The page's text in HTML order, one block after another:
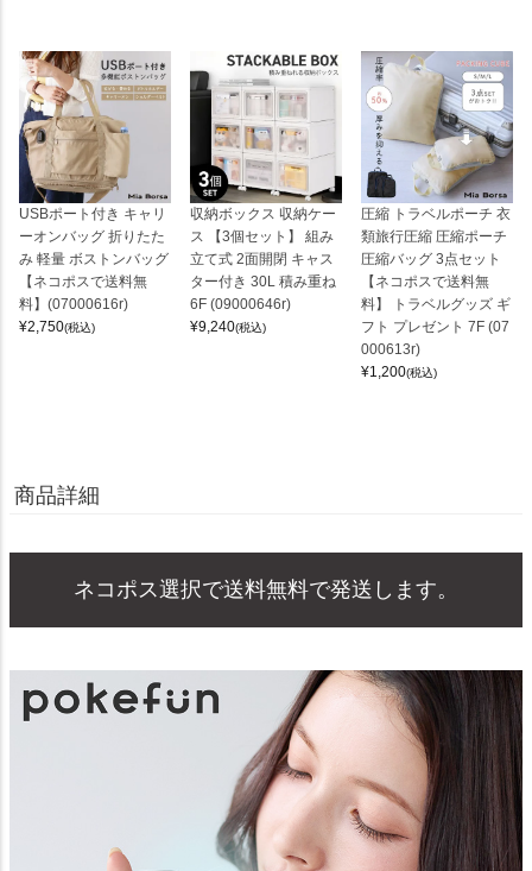
USBポート付き キャリ
ーオンバッグ 折りたた
み 軽量 ボストンバッグ
【ネコポスで送料無
料】(07000616r)
¥2,750(税込)
収納ボックス 収納ケー
ス 【3個セット】 組み
立て式 2面開閉 キャス
ター付き 30L 積み重ね
6F (09000646r)
¥9,240(税込)
圧縮 トラベルポーチ 衣
類旅行圧縮 圧縮ポーチ
圧縮バッグ 3点セット
【ネコポスで送料無
料】 トラベルグッズ ギ
フト プレゼント 7F (07
000613r)
¥1,200(税込)
商品詳細
ネコポス選択で送料無料で発送します。